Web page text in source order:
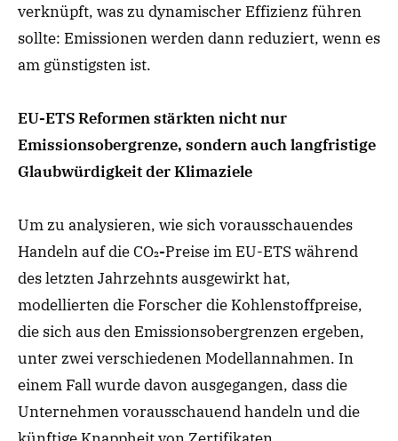
verknüpft, was zu dynamischer Effizienz führen
sollte: Emissionen werden dann reduziert, wenn es
am günstigsten ist.
EU-ETS Reformen stärkten nicht nur
Emissionsobergrenze, sondern auch langfristige
Glaubwürdigkeit der Klimaziele
Um zu analysieren, wie sich vorausschauendes
Handeln auf die CO₂-Preise im EU-ETS während
des letzten Jahrzehnts ausgewirkt hat,
modellierten die Forscher die Kohlenstoffpreise,
die sich aus den Emissionsobergrenzen ergeben,
unterzweiverschiedenen Modellannahmen. In
einem Fall wurde davon ausgegangen, dass die
Unternehmen vorausschauend handeln und die